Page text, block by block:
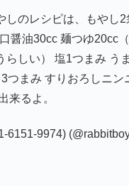
しのレシピは、もやし
醤油30cc 麺つゆ20cc
らしい） 塩1つまみ う
つまみ すりおろしニン
来るよ。
6151-9974)